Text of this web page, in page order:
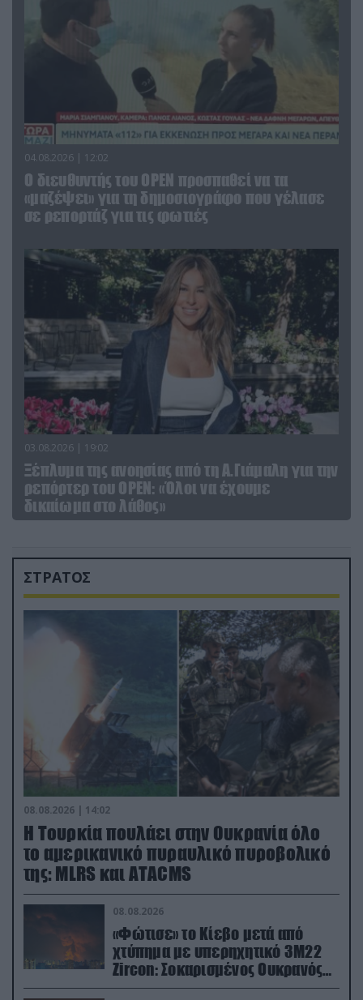
04.08.2026 | 12:02
O διευθυντής του OPEN προσπαθεί να τα
«μαζέψει» για τη δημοσιογράφο που γέλασε
σε ρεπορτάζ για τις φωτιές
03.08.2026 | 19:02
Ξέπλυμα της ανοησίας από τη Α.Γιάμαλη για την
ρεπόρτερ του ΟΡΕΝ: «Όλοι να έχουμε
δικαίωμα στο λάθος»
ΣΤΡΑΤΟΣ
08.08.2026 | 14:02
Η Τουρκία πουλάει στην Ουκρανία όλο
το αμερικανικό πυραυλικό πυροβολικό
της: MLRS και ΑΤΑCMS
08.08.2026
«Φώτισε» το Κίεβο μετά από
χτύπημα με υπερηχητικό 3M22
Zircon: Σοκαρισμένος Ουκρανός
κατέγραψε τη στιγμή (βίντεο)